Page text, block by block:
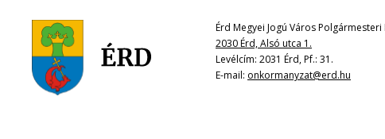
Érd Megyei Jogú Város Polgármesteri
2030 Érd, Alsó utca 1.
Levélcím: 2031 Érd, Pf.: 31.
E-mail: onkormanyzat@erd.hu